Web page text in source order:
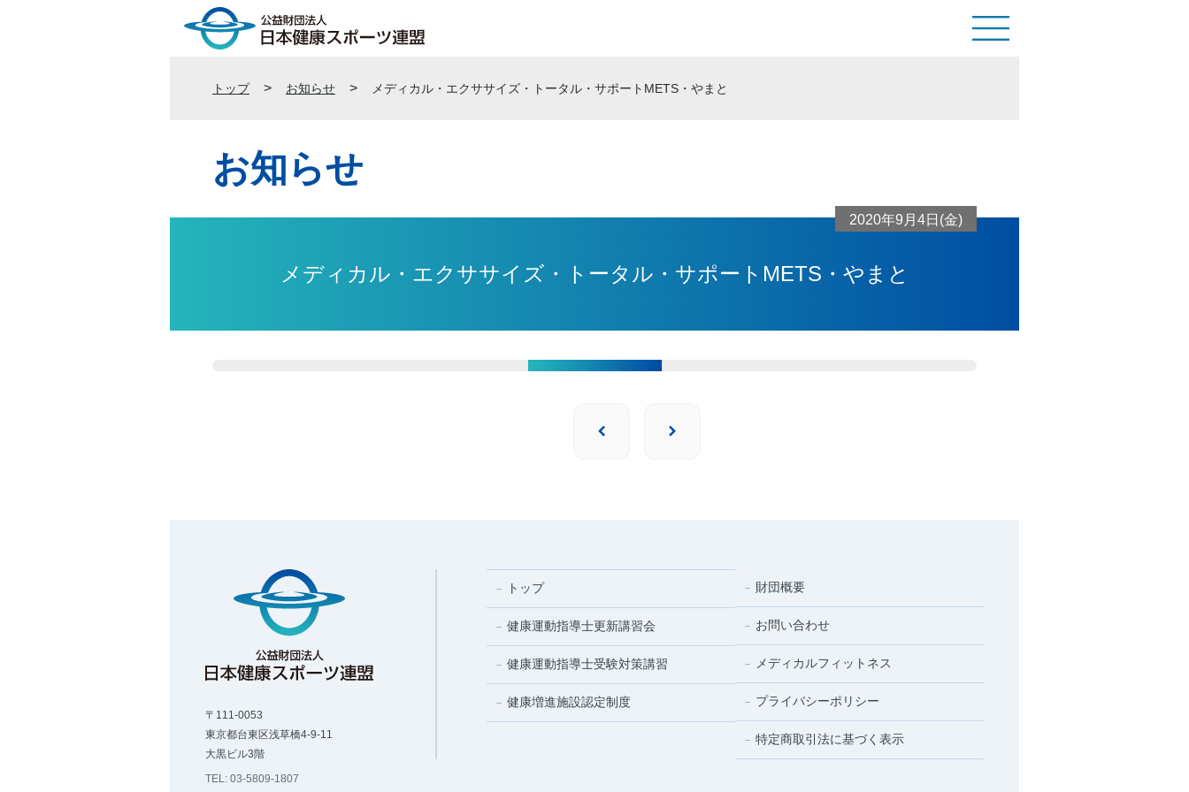
トップ お知らせ メディカル・エクササイズ・トータル・サポートMETS・やまと
お知らせ
メディカル・エクササイズ・トータル・サポートMETS・やまと
2020年9月4日(金)
〒111-0053
東京都台東区浅草橋4-9-11
大黒ビル3階
TEL: 03-5809-1807
トップ
健康運動指導士更新講習会
健康運動指導士受験対策講習
健康増進施設認定制度
財団概要
お問い合わせ
メディカルフィットネス
プライバシーポリシー
特定商取引法に基づく表示